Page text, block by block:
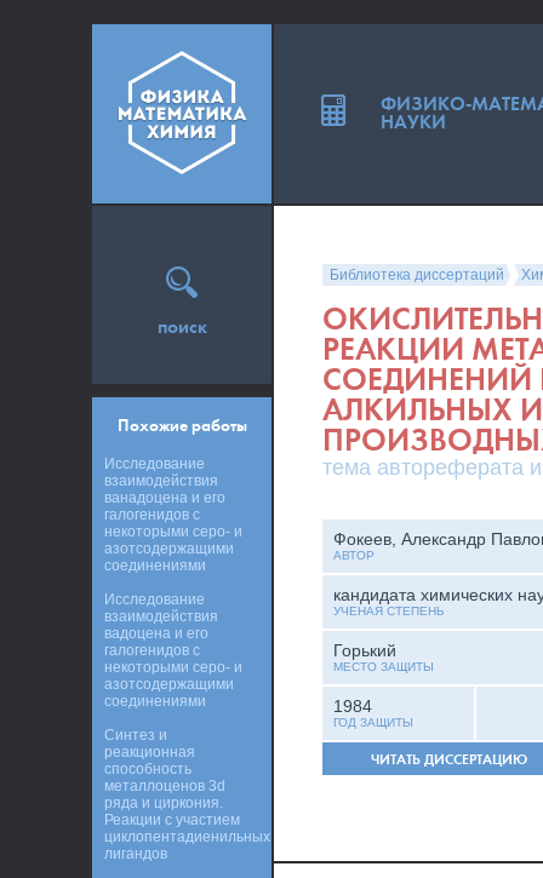
Библиотека диссертаций
РЕАКЦИИ
СОЕДИНЕНИЙ
АЛКИЛЬНЫХ
тема автореферата
Фокеев, Александр
АВТОР
кандидата химических
УЧЕНАЯ СТЕПЕНЬ
Горький
МЕСТО ЗАЩИТЫ
1984
ГОД ЗАЩИТЫ
ЧИТАТЬ ДИССЕРТАЦИЮ
поиск
Похожие работы
Исследование
взаимодействия
ванадоцена и его
галогенидов с
некоторыми серо- и
азотсодержащими
соединениями
Исследование
взаимодействия
вадоцена и его
галогенидов с
некоторыми серо- и
азотсодержащими
соединениями
Синтез и
реакционная
способность
металлоценов 3d
ряда и циркония.
Реакции с участием
циклопентадиенильных
лигандов
ФИЗИКО-
НАУКИ